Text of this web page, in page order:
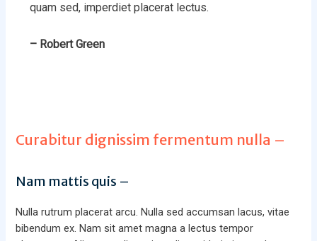
quam sed, imperdiet placerat lectus.
– Robert Green
Curabitur dignissim fermentum nulla –
Nam mattis quis –
Nulla rutrum placerat arcu. Nulla sed accumsan lacus, vitae
bibendum ex. Nam sit amet magna a lectus tempor